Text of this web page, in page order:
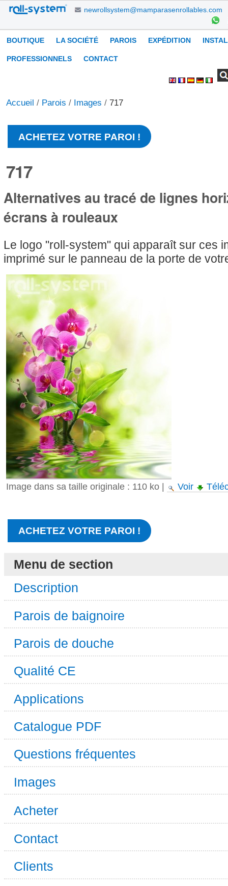
Aller
contenu.
Aller
newrollsystem@mamparasenrollables.com
Navigation
BOUTIQUE LA SOCIÉTÉ PAROIS EXPÉDITION
PROFESSIONNELS CONTACT
Accueil / Parois / Images / 717
ACHETEZ VOTRE PAROI !
717
Alternatives au tracé de lignes
écrans à rouleaux
Le logo "roll-system" qui apparaît sur ces
imprimé sur le panneau de la porte de
Image dans sa taille originale : 110 ko| Voir
ACHETEZ VOTRE PAROI !
Menu de section
Description
Parois de baignoire
Parois de douche
Qualité CE
Applications
Catalogue PDF
Questions fréquentes
Images
Acheter
Contact
Clients